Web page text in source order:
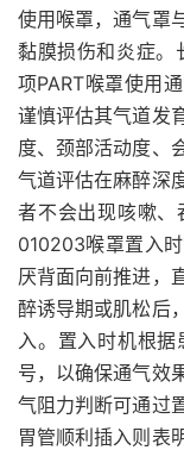
使用喉罩，通气罩
黏膜损伤和炎症。
项PART喉罩使用
谨慎评估其气道发
度、颈部活动度、
气道评估在麻醉深
者不会出现咳嗽
010203喉罩置入
厌背面向前推进，
醉诱导期或肌松后
入。置入时机根
号，以确保通气效
气阻力判断可通过
胃管顺利插入则表